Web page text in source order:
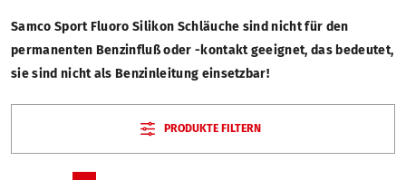
Samco Sport Fluoro Silikon Schläuche sind nicht für den
permanenten Benzinfluß oder -kontakt geeignet, das bedeutet,
sie sind nicht als Benzinleitung einsetzbar!
PRODUKTE FILTERN